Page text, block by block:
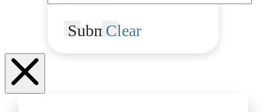
SubmitClear